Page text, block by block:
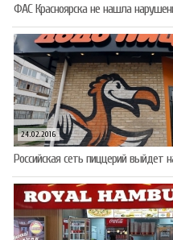
ФАС Красноярска не нашла
24.02.2016
Российская сеть пиццерий выйдет